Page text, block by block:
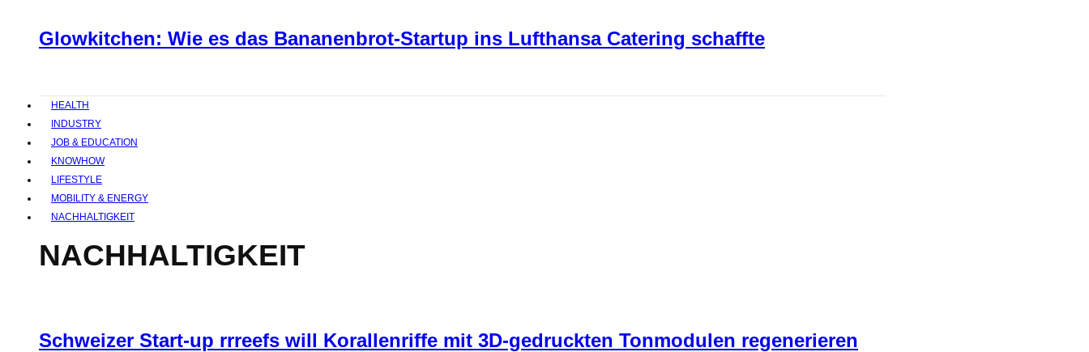
Glowkitchen: Wie es das Bananenbrot-Startup ins Lufthansa Catering schaffte
HEALTH
INDUSTRY
JOB & EDUCATION
KNOWHOW
LIFESTYLE
MOBILITY & ENERGY
NACHHALTIGKEIT
NACHHALTIGKEIT
Schweizer Start-up rrreefs will Korallenriffe mit 3D-gedruckten Tonmodulen regenerieren